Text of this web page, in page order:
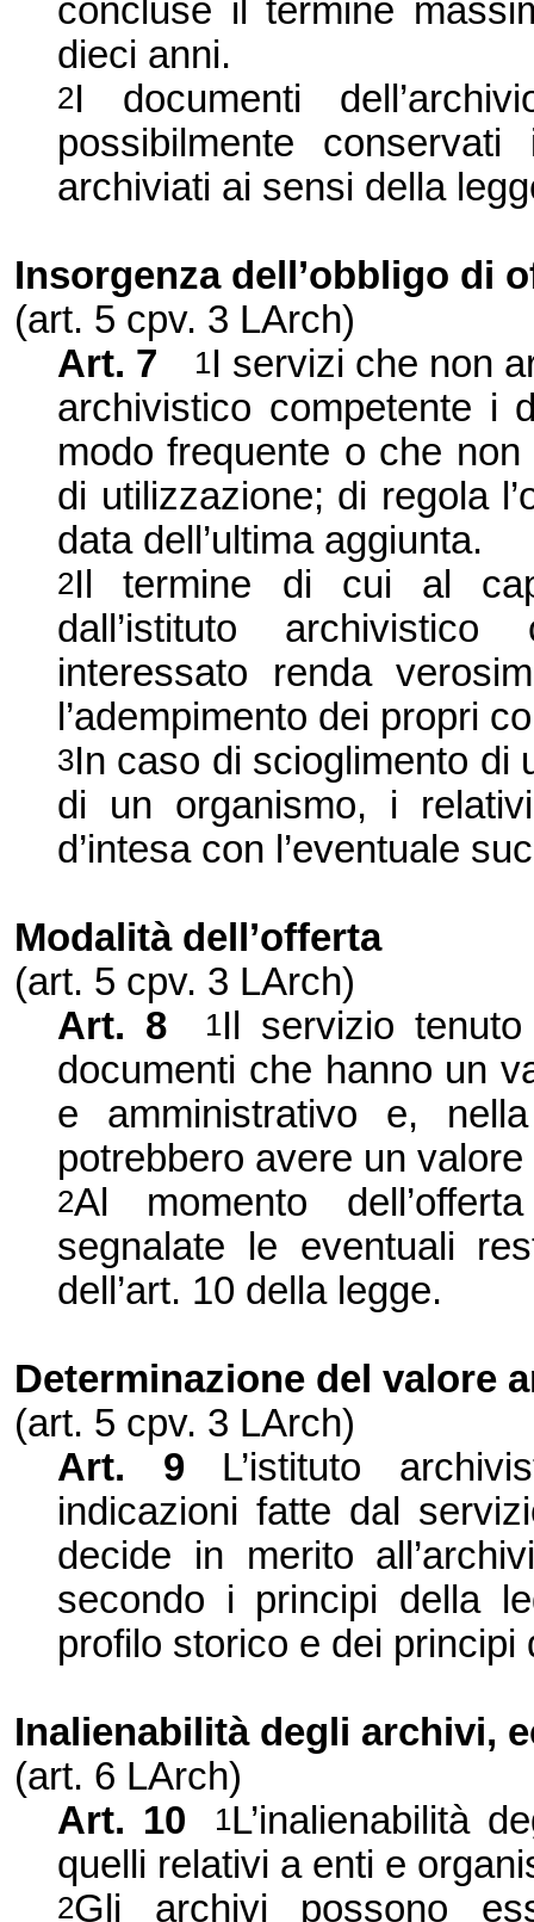
concluse il termine
dieci anni.
2I documenti
possibilmente
archiviati ai sensi della
Insorgenza dell’obbligo di
(art. 5 cpv. 3 LArch)
Art. 7
1I servizi che non
archivistico competente i
modo frequente o che
di utilizzazione; di regola
data dell’ultima aggiunta.
2Il termine di cui al
dall’istituto
interessato renda
l’adempimento dei propri
3In caso di scioglimento di
di un organismo, i
d’intesa con l’eventuale
Modalità dell’offerta
(art. 5 cpv. 3 LArch)
Art. 8
1Il servizio
documenti che hanno un
e amministrativo e,
potrebbero avere un
2Al momento
segnalate le eventuali
dell’art. 10 della legge.
Determinazione del valore
(art. 5 cpv. 3 LArch)
Art. 9
L’istituto
indicazioni fatte dal
decide in merito
secondo i principi della
profilo storico e dei principi
Inalienabilità degli archivi,
(art. 6 LArch)
Art. 10
1L’inalienabilità
quelli relativi a enti e
2Gli archivi possono